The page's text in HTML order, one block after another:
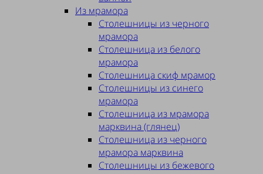
Из мрамора
Столешницы из черного
мрамора
Столешница из белого
мрамора
Столешница скиф мрамор
Столешницы из синего
мрамора
Столешница из мрамора
марквина (глянец)
Столешница из черного
мрамора марквина
Столешницы из бежевого